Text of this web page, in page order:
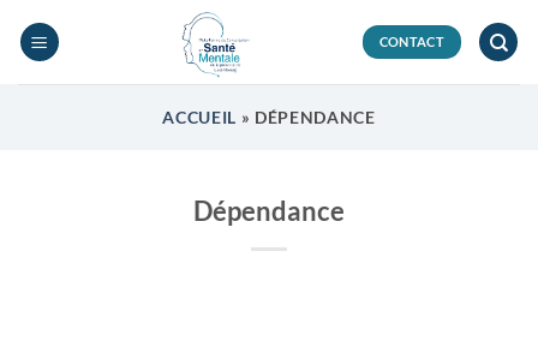
CONTACT
ACCUEIL » DÉPENDANCE
Dépendance